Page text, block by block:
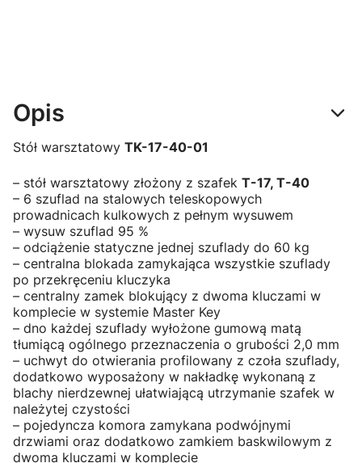
Opis
Stół warsztatowy TK-17-40-01
– stół warsztatowy złożony z szafek T-17, T-40
– 6 szuflad na stalowych teleskopowych
prowadnicach kulkowych z pełnym wysuwem
– wysuw szuflad 95 %
– odciążenie statyczne jednej szuflady do 60 kg
– centralna blokada zamykająca wszystkie szuflady
po przekręceniu kluczyka
– centralny zamek blokujący z dwoma kluczami w
komplecie w systemie Master Key
– dno każdej szuflady wyłożone gumową matą
tłumiącą ogólnego przeznaczenia o grubości 2,0 mm
– uchwyt do otwierania profilowany z czoła szuflady,
dodatkowo wyposażony w nakładkę wykonaną z
blachy nierdzewnej ułatwiającą utrzymanie szafek w
należytej czystości
– pojedyncza komora zamykana podwójnymi
drzwiami oraz dodatkowo zamkiem baskwilowym z
dwoma kluczami w komplecie